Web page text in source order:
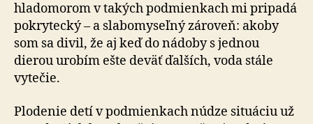
hladomorom v takých podmienkach mi pripadá
pokrytecký – a slabomyseľný zároveň: akoby
som sa divil, že aj keď do nádoby s jednou
dierou urobím ešte deväť ďalších, voda stále
vytečie.
Plodenie detí v podmienkach núdze situáciu už